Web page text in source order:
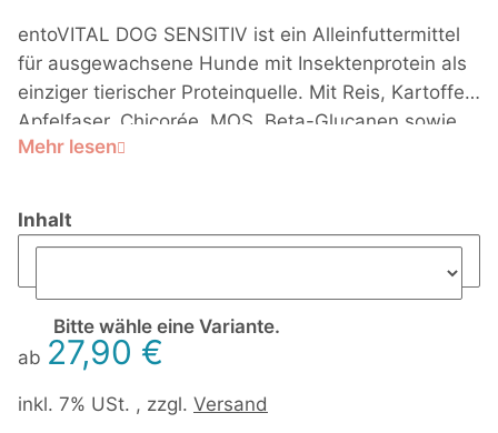
entoVITAL DOG SENSITIV ist ein Alleinfuttermittel
für ausgewachsene Hunde mit Insektenprotein als
einziger tierischer Proteinquelle. Mit Reis, Kartoffel,
Apfelfaser, Chicorée, MOS, Beta-Glucanen sowie
Omega-3- und Omega-6-Fettsäuren – besonders
Proteinauswahl.
Mehr lesen
Inhalt
Bitte wähle eine Variante.
ab 27,90 €
inkl. 7% USt. , zzgl. Versand